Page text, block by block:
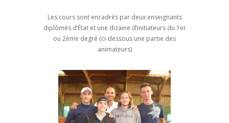
Les cours sont encadrés par deux enseignants
diplômés d’État et une dizaine d’initiateurs du 1er
ou 2ème degré (ci-dessous une partie des
animateurs)